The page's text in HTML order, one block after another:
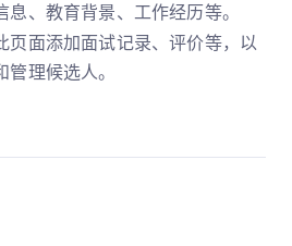
息、教育背景、工作经历等。
页面添加面试记录、评价等，以
理候选人。